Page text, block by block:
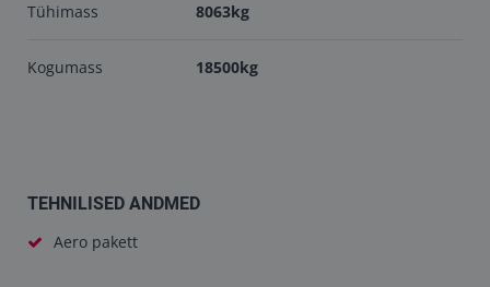
Tühimass 8063kg
Kogumass 18500kg
TEHNILISED ANDMED
Aero pakett